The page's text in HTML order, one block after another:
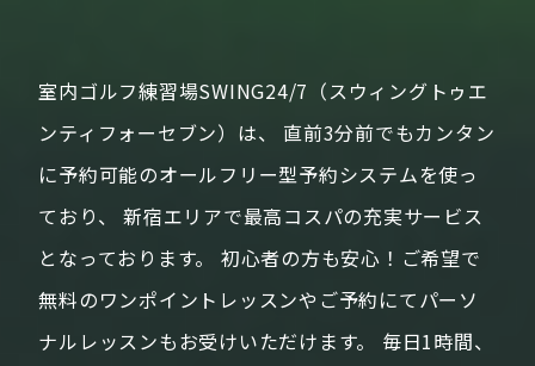
室内ゴルフ練習場SWING24/7（スウィングトゥエ
ンティフォーセブン）は、
直前3分前でもカンタン
に予約可能のオールフリー型予約システムを使っ
ており、
新宿エリアで最高コスパの充実サービス
となっております。
初心者の方も安心！ご希望で
無料のワンポイントレッスンやご予約にてパーソ
ナルレッスンもお受けいただけます。
毎日1時間、